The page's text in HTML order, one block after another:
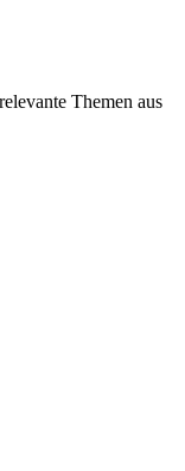
Themen aus